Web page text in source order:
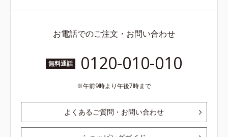
お電話でのご注文・お問い合わせ
無料通話 0120-010-010
午前9時より午後7時まで
よくあるご質問・お問い合わせ